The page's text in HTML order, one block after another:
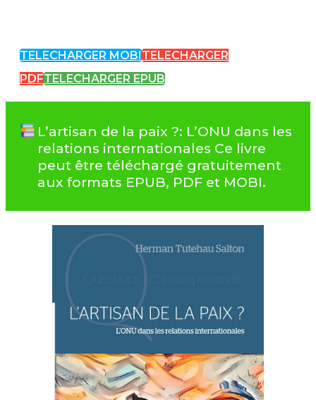
TELECHARGER MOBI TELECHARGER
PDFTELECHARGER EPUB
L’artisan de la paix ?: L’ONU dans les
relations internationales Ce livre
peut être téléchargé gratuitement
aux formats EPUB, PDF et MOBI.